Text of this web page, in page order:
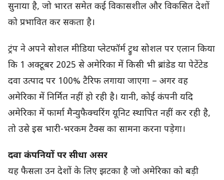
सुनाया है, जो भारत समेत कई विकासशील और विकसित देशों
को प्रभावित कर सकता है।
ट्रंप ने अपने सोशल मीडिया प्लेटफॉर्म ट्रुथ सोशल पर एलान किया
कि 1 अक्टूबर 2025 से अमेरिका में किसी भी ब्रांडेड या पेटेंटेड
दवा उत्पाद पर 100% टैरिफ लगाया जाएगा – अगर वह
अमेरिका में निर्मित नहीं हो रही है। यानी, कोई कंपनी यदि
अमेरिका में फार्मा मैन्युफैक्चरिंग यूनिट स्थापित नहीं कर रही है,
तो उसे इस भारी-भरकम टैक्स का सामना करना पड़ेगा।
दवा कंपनियों पर सीधा असर
यह फैसला उन देशों के लिए झटका है जो अमेरिका को बड़ी